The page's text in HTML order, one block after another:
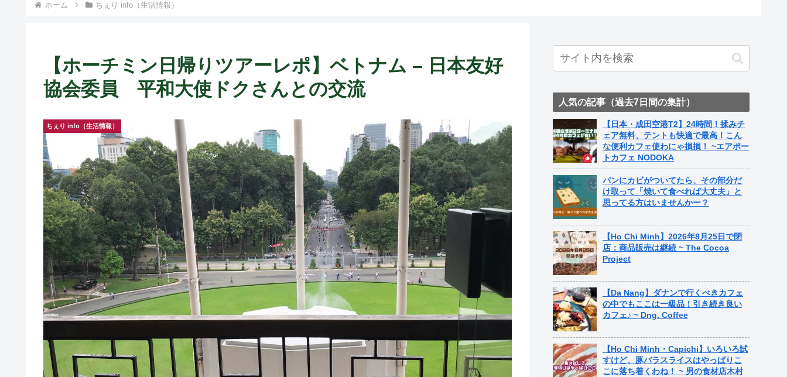
ホーム ちぇり info（生活情報）
【ホーチミン日帰りツアーレポ】ベトナム – 日本友好
協会委員 平和大使ドクさんとの交流
ちぇり info（生活情報）
人気の記事（過去7日間の集計）
【日本・成田空港T2】24時間！揉みチ
ェア無料、テントも快適で最高！こん
な便利カフェ使わにゃ損損！ ~エアポー
トカフェ NODOKA
パンにカビがついてたら、その部分だ
け取って「焼いて食べれば大丈夫」と
思ってる方はいませんかー？
【Ho Chi Minh】2026年8月25日で閉
店：商品販売は継続 ~ The Cocoa
Project
【Da Nang】ダナンで行くべきカフェ
の中でもここは一級品！引き続き良い
カフェ♪ ~ Dng. Coffee
【Ho Chi Minh・Capichi】いろいろ試
すけど、豚バラスライスはやっぱりこ
こに落ち着くわね！ ~ 男の食材店木村